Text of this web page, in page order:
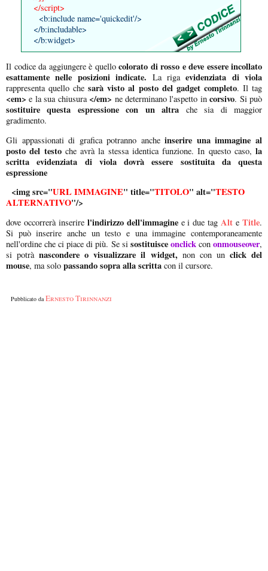
</script>
<b:include name='quickedit'/>
</b:includable>
</b:widget>
Il codice da aggiungere è quello colorato di rosso e deve essere incollato
esattamente nelle posizioni indicate. La rigaevidenziata di viola
rappresenta quello chesarà visto al posto del gadget completo. Il tag
<em> e la sua chiusura </em> ne determinano l'aspetto incorsivo. Si può
sostituire questa espressione con un altra che sia di maggior
gradimento.
Gli appassionati di grafica potranno ancheinserire una immagine al
posto del testoche avrà la stessa identica funzione. In questo caso, la
scritta evidenziata di viola dovrà essere sostituita da questa
espressione
<img src="URL IMMAGINE" title="TITOLO" alt="TESTO
ALTERNATIVO"/>
dove occorrerà inserire l'indirizzo dell'immaginee i due tagAlt eTitle.
Si può inserire anche un testo e una immagine contemporaneamente
nell'ordine che ci piace di più. Se si sostituisceonclickcononmouseover,
si potrànascondere o visualizzare il widget,non con un click del
mouse, ma solo passando sopra alla scritta con il cursore.
Pubblicato daErnesto Tirinnanzi